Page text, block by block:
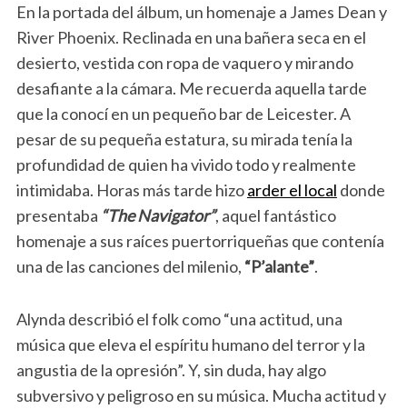
En la portada del álbum, un homenaje a James Dean y
River Phoenix. Reclinada en una bañera seca en el
desierto, vestida con ropa de vaquero y mirando
desafiante a la cámara. Me recuerda aquella tarde
que la conocí en un pequeño bar de Leicester. A
pesar de su pequeña estatura, su mirada tenía la
profundidad de quien ha vivido todo y realmente
intimidaba. Horas más tarde hizoarder el local donde
presentaba “The Navigator”, aquel fantástico
homenaje a sus raíces puertorriqueñas que contenía
una de las canciones del milenio, “P’alante”.
Alynda describió el folk como “una actitud, una
música que eleva el espíritu humano del terror y la
angustia de la opresión”. Y, sin duda, hay algo
subversivo y peligroso en su música. Mucha actitud y